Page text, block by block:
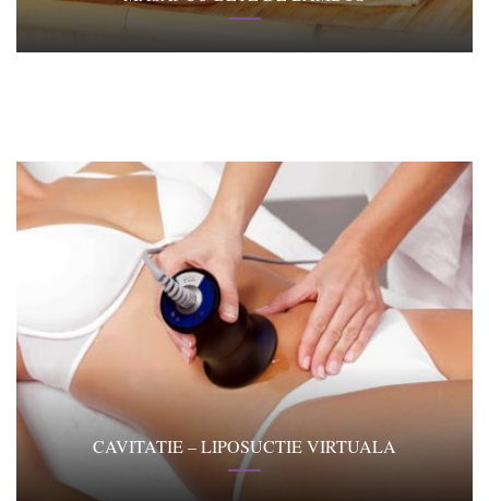
CAVITATIE – LIPOSUCTIE VIRTUALA